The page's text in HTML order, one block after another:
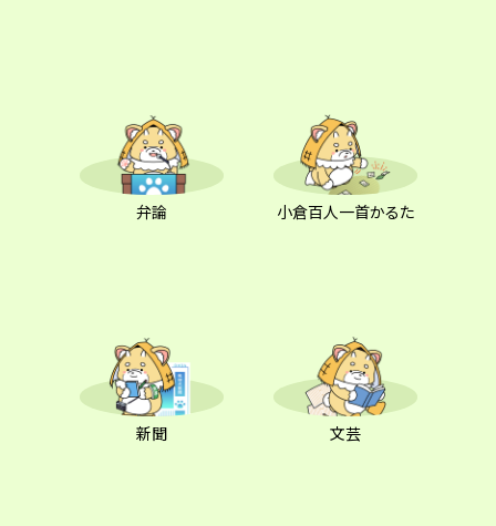
弁論 小倉百人一首かるた
新聞 文芸